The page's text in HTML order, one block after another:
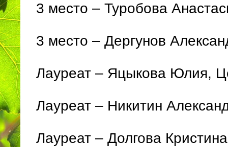
3 место – Туробова
3 место – Дергунов
Лауреат – Яцыкова Юлия,
Лауреат – Никитин
Лауреат – Долгова